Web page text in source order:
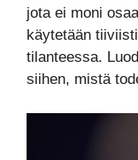
jota ei moni
käytetään
tilanteessa.
siihen, mistä